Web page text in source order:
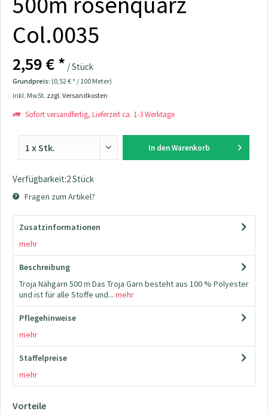
Col.0035
2,59 € * / Stück
Grundpreis: (0,52 € * / 100 Meter)
inkl. MwSt. zzgl. Versandkosten
Sofort versandfertig, Lieferzeit ca. 1-3 Werktage
In den Warenkorb
Verfügbarkeit:2 Stück
Fragen zum Artikel?
Zusatzinformationen
mehr
Beschreibung
Troja Nähgarn 500 m Das Troja Garn besteht aus 100 % Polyester
und ist für alle Stoffe und... mehr
Pflegehinweise
mehr
Staffelpreise
mehr
Vorteile